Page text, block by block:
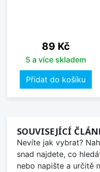
Cena
89 Kč
5 a více skladem
Přidat do košíku
SOUVISEJÍCÍ
Nevíte jak vybrat?
snad najdete, co
nebo napište a určitě